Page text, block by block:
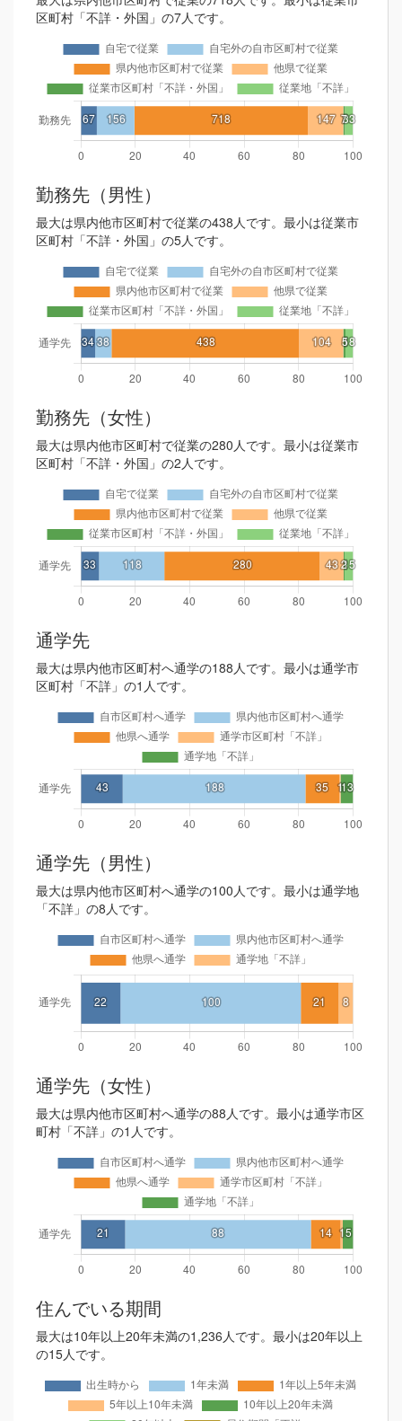
区町村「不詳・外国」の7人です。
勤務先（男性）
最大は県内他市区町村で従業の438人です。最小は従業市
区町村「不詳・外国」の5人です。
勤務先（女性）
最大は県内他市区町村で従業の280人です。最小は従業市
区町村「不詳・外国」の2人です。
通学先
最大は県内他市区町村へ通学の188人です。最小は通学市
区町村「不詳」の1人です。
通学先（男性）
最大は県内他市区町村へ通学の100人です。最小は通学地
「不詳」の8人です。
通学先（女性）
最大は県内他市区町村へ通学の88人です。最小は通学市区
町村「不詳」の1人です。
住んでいる期間
最大は10年以上20年未満の1,236人です。最小は20年以上
の15人です。